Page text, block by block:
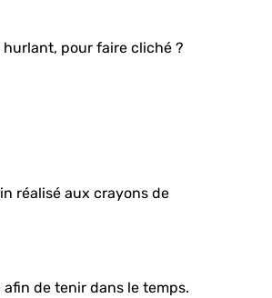
pour faire cliché ?
réalisé aux crayons de
de tenir dans le temps.